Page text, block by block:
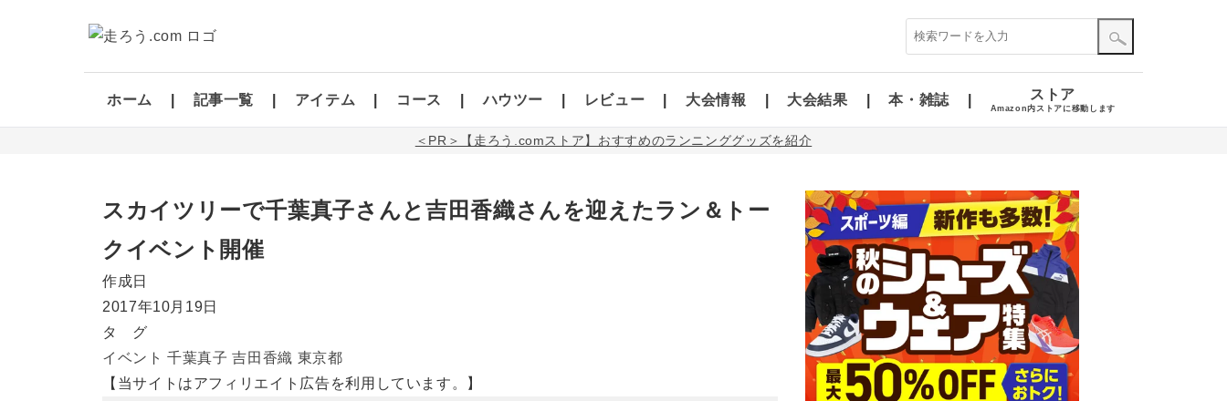
ホーム 記事一覧 アイテム コース ハウツー レビュー 大会情報 大会結果 本・雑誌 ストア
Amazon内ストアに移動します
＜PR＞【走ろう.comストア】おすすめのランニンググッズを紹介
スカイツリーで千葉真子さんと吉田香織さんを迎えたラン＆トー
クイベント開催
作成日
2017年10月19日
タ グ
イベント 千葉真子 吉田香織 東京都
【当サイトはアフィリエイト広告を利用しています。】